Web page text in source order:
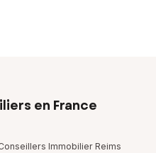
en France
Immobilier Reims